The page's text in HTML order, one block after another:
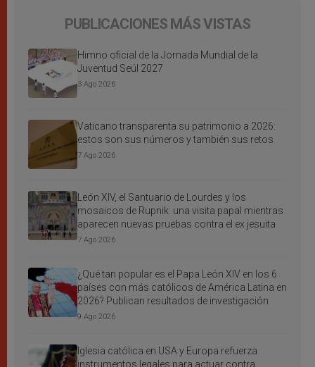
PUBLICACIONES MÁS VISTAS
Himno oficial de la Jornada Mundial de la
Juventud Seúl 2027
3 Ago 2026
Vaticano transparenta su patrimonio a 2026:
estos son sus números y también sus retos
7 Ago 2026
León XIV, el Santuario de Lourdes y los
mosaicos de Rupnik: una visita papal mientras
aparecen nuevas pruebas contra el ex jesuita
7 Ago 2026
¿Qué tan popular es el Papa León XIV en los 6
países con más católicos de América Latina en
2026? Publican resultados de investigación
9 Ago 2026
Iglesia católica en USA y Europa refuerza
instrumentos legales para actuar contra